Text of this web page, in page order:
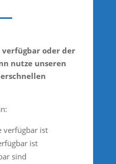
verfügbar oder der
nutze unseren
verfügbar ist
ist
sind